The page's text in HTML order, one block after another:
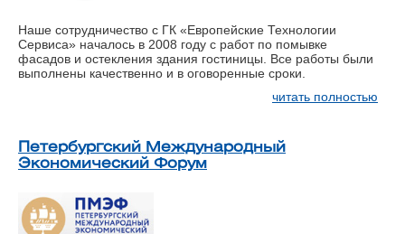
Наше сотрудничество с ГК «Европейские Технологии
Сервиса» началось в 2008 году с работ по помывке
фасадов и остекления здания гостиницы. Все работы были
выполнены качественно и в оговоренные сроки.
читать полностью
Петербургский Международный
Экономический Форум